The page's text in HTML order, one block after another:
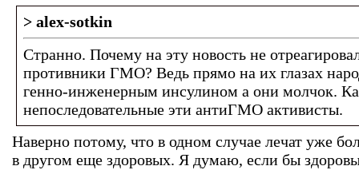
> alex-sotkin
Странно. Почему на эту новость не
противники ГМО? Ведь прямо на их глазах
генно-инженерным инсулином а они молчок.
непоследовательные эти антиГМО активисты.
Наверно потому, что в одном случае лечат уже
в другом еще здоровых. Я думаю, если бы